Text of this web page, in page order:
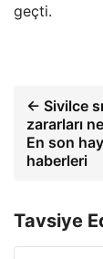
geçti.
← Sivilce
zararları
En son
haberleri
Tavsiye